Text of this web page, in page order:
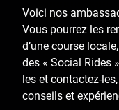
Voici nos
Vous pourrez les
d’une course
des « Social Rides
les et contactez-
conseils et